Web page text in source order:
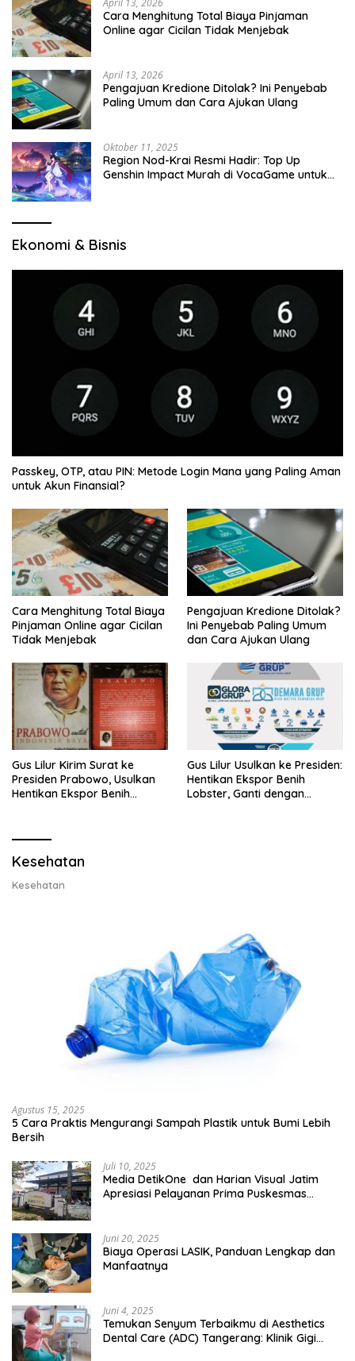
Cara Menghitung Total Biaya Pinjaman
Online agar Cicilan Tidak Menjebak
April 13, 2026
Pengajuan Kredione Ditolak? Ini Penyebab
Paling Umum dan Cara Ajukan Ulang
Oktober 11, 2025
Region Nod-Krai Resmi Hadir: Top Up
Genshin Impact Murah di VocaGame untuk
Ekonomi & Bisnis
Passkey, OTP, atau PIN: Metode Login Mana yang Paling Aman
untuk Akun Finansial?
Cara Menghitung Total Biaya
Pinjaman Online agar Cicilan
Tidak Menjebak
Pengajuan Kredione Ditolak?
Ini Penyebab Paling Umum
dan Cara Ajukan Ulang
Gus Lilur Kirim Surat ke
Presiden Prabowo, Usulkan
Hentikan Ekspor Benih
Gus Lilur Usulkan ke Presiden:
Hentikan Ekspor Benih
Lobster, Ganti dengan
Kesehatan
Kesehatan
Agustus 15, 2025
5 Cara Praktis Mengurangi Sampah Plastik untuk Bumi Lebih
Bersih
Juli 10, 2025
Media DetikOne dan Harian Visual Jatim
Apresiasi Pelayanan Prima Puskesmas
Juni 20, 2025
Biaya Operasi LASIK, Panduan Lengkap dan
Manfaatnya
Juni 4, 2025
Temukan Senyum Terbaikmu di Aesthetics
Dental Care (ADC) Tangerang: Klinik Gigi